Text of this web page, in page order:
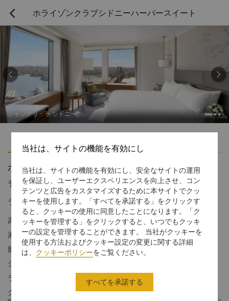
 ホライゾンクラブシドニーハーバースイート
シャングリ・ラ シドニー
 
ホライゾンクラブシドニーハーバースイート
予約受付窓口の電話番号 1 866 565 5050
ラグジュアリーの芸術
高層階にあるホライゾンクラブシドニーハーバースイートでは、
港の色合いを反映したモダンなデザインが使われております。お
部屋から、シドニーハーバーブリッジやシドニーオペラハウス、
シドニーハーバーの眺めをお楽しみいただけます。ホライゾング
ランドハーバービュースイートにご滞在のお客様は、ホライゾン
クラブラウンジと特典をご利用いただけます。
当社は、サイトの機能を有効にし
当社は、サイトの機能を有効にし、安全なサイトの運用
を保証し、ユーザーエクスペリエンスを向上させ、コン
テンツと広告をカスタマイズするために本サイトでクッ
キーを使用します。「すべてを承諾する」をクリックす
ると、クッキーの使用に同意したことになります。「ク
ッキーを管理する」をクリックすると、いつでもクッキ
ーの設定を管理することができます。 当社がクッキーを
使用する方法およびクッキー設定の変更に関する詳細
は、 クッキーポリシーをご覧ください。
すべてを承諾する